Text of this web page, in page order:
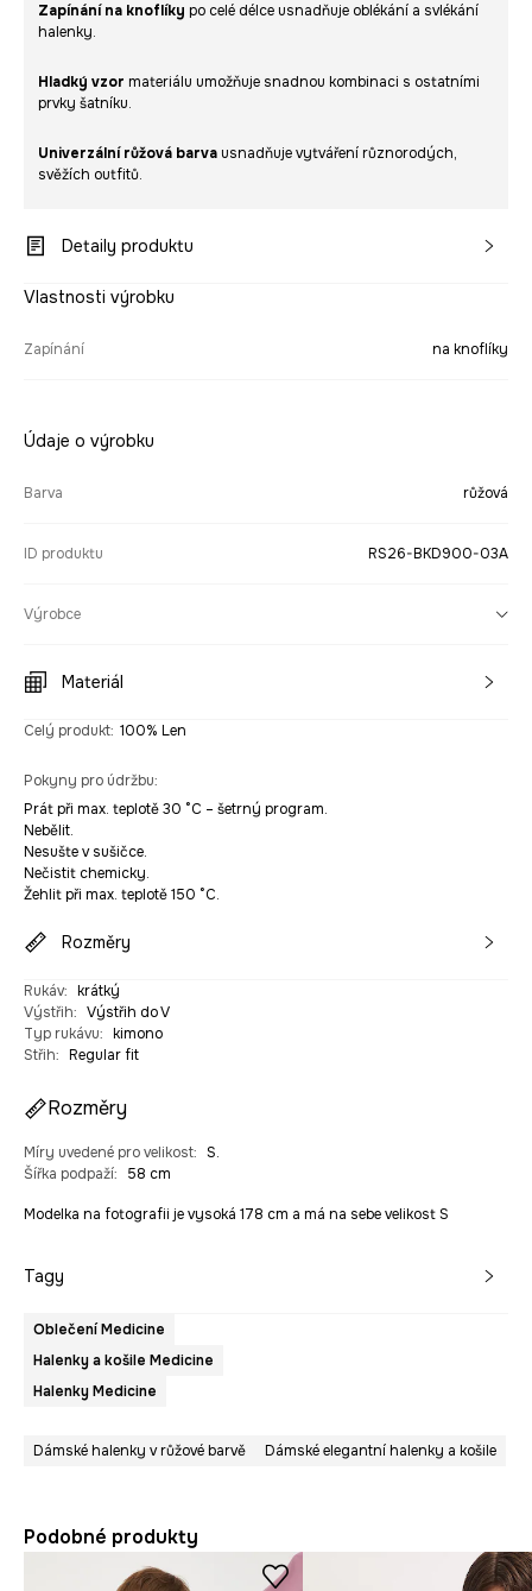
Zapínání na knoflíky po celé délce usnadňuje oblékání a svlékání
halenky.
Hladký vzor materiálu umožňuje snadnou kombinaci s ostatními
prvky šatníku.
Univerzální růžová barva usnadňuje vytváření různorodých,
svěžích outfitů.
Detaily produktu
Vlastnosti výrobku
Zapínání na knoflíky
Údaje o výrobku
Barva růžová
ID produktu RS26-BKD900-03A
Výrobce
Materiál
Celý produkt: 100% Len
Pokyny pro údržbu:
Prát při max. teplotě 30 °C – šetrný program.
Nebělit.
Nesušte v sušičce.
Nečistit chemicky.
Žehlit při max. teplotě 150 °C.
Rozměry
Rukáv: krátký
Výstřih: Výstřih do V
Typ rukávu: kimono
Střih: Regular fit
Rozměry
Míry uvedené pro velikost: S.
Šířka podpaží: 58 cm
Modelka na fotografii je vysoká 178 cm a má na sebe velikost S
Tagy
Oblečení Medicine
Halenky a košile Medicine
Halenky Medicine
Dámské halenky v růžové barvě Dámské elegantní halenky a košile
Podobné produkty